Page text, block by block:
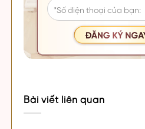
Bài viết liên quan